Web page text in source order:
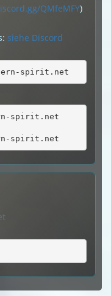
QMfeMFY)
siehe Discord
spirit.net
spirit.net
spirit.net